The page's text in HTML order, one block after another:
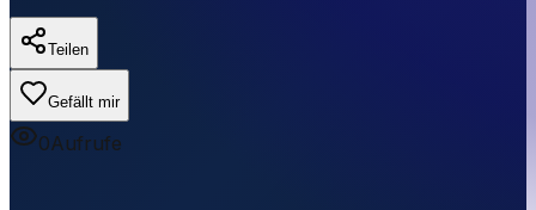
Teilen
Gefällt mir
0Aufrufe